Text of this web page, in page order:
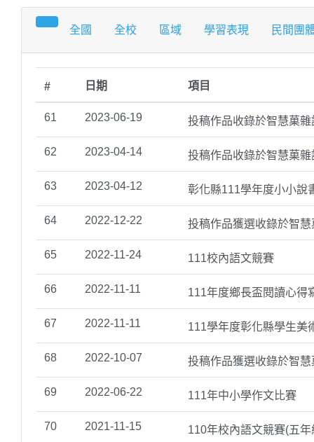
全國 全校 區域 學習表現 民間團
# 日期 項目
61 2023-06-19 投稿作品收錄於智慧菓雜
62 2023-04-14 投稿作品收錄於智慧菓雜
63 2023-04-12 彰化縣111學年度小小說
64 2022-12-22 投稿作品獲選收錄於智慧
65 2022-11-24 111校內語文競賽
66 2022-11-11 111年度鄉長盃閱讀心得
67 2022-11-11 111學年度彰化縣學生美
68 2022-10-07 投稿作品獲選收錄於智慧
69 2022-06-22 111年中小學作文比賽
70 2021-11-15 110年校內語文競賽(五年